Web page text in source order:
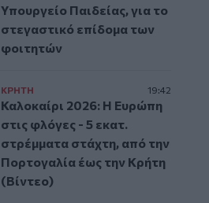
Υπουργείο Παιδείας, για το
στεγαστικό επίδομα των
φοιτητών
ΚΡΗΤΗ 19:42
Καλοκαίρι 2026: Η Ευρώπη
στις φλόγες - 5 εκατ.
στρέμματα στάχτη, από την
Πορτογαλία έως την Κρήτη
(Βίντεο)